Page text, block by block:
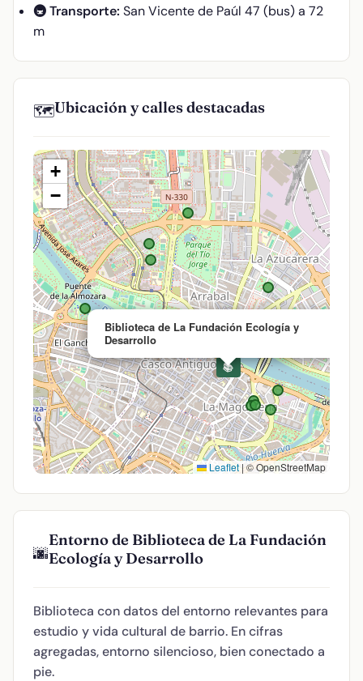
🚇 Transporte: San Vicente de Paúl 47 (bus) a 72
m
🗺️Ubicación y calles destacadas
📚
Biblioteca de La Fundación Ecología y
Desarrollo
+
−
Leaflet|© OpenStreetMap
🌆
Entorno de Biblioteca de La Fundación
Ecología y Desarrollo
Biblioteca con datos del entorno relevantes para
estudio y vida cultural de barrio. En cifras
agregadas, entorno silencioso, bien conectado a
pie.